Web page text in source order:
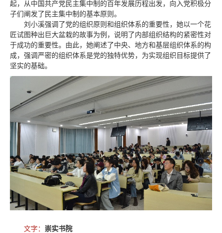
起，从中国共产党民主集中制的百年发展历程出发，向入党积极分
子们阐发了民主集中制的基本原则。
刘小溪强调了党的组织原则和组织体系的重要性，她以一个花
匠试图种出巨大盆栽的故事为例，说明了内部组织结构的紧密性对
于成功的重要性。由此，她阐述了中央、地方和基层组织体系的构
成，强调严密的组织体系是党的独特优势，为实现组织目标提供了
坚实的基础。
文字： 崇实书院